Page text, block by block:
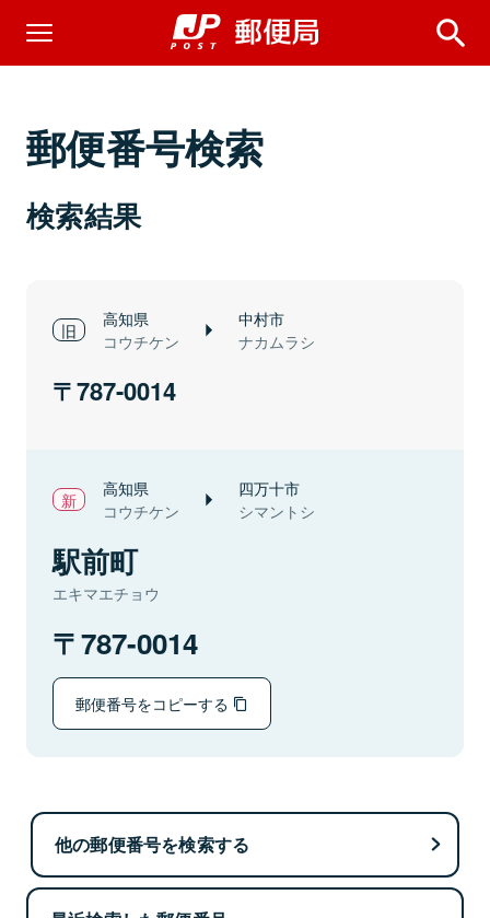
郵便番号検索
検索結果
高知県
コウチケン
中村市
ナカムラシ
787-0014
高知県
コウチケン
四万十市
シマントシ
駅前町
エキマエチョウ
787-0014
郵便番号をコピーする
他の郵便番号を検索する